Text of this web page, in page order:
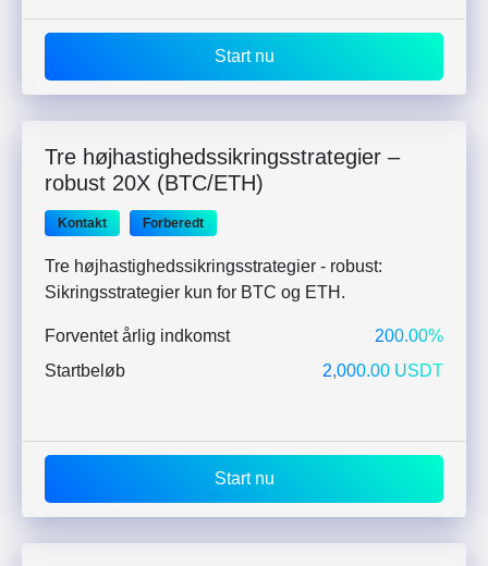
Start nu
Tre højhastighedssikringsstrategier –
robust 20X (BTC/ETH)
Kontakt Forberedt
Tre højhastighedssikringsstrategier - robust:
Sikringsstrategier kun for BTC og ETH.
Forventet årlig indkomst
200.00%
Startbeløb
2,000.00 USDT
Start nu